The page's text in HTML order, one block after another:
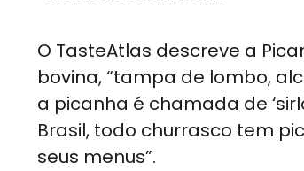
O TasteAtlas descreve a
bovina, “tampa de lombo,
a picanha é chamada de
Brasil, todo churrasco tem
seus menus”.